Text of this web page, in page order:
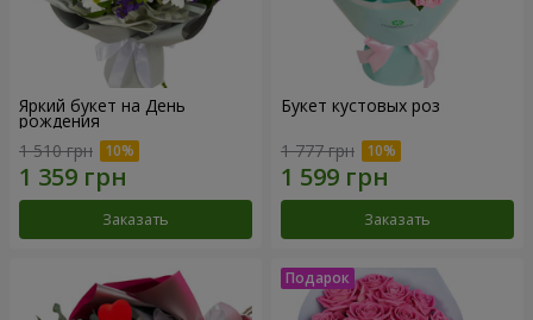
Яркий букет на День
рождения
1 510 грн
Заказать
Букет кустовых роз
1 777 грн
Заказать